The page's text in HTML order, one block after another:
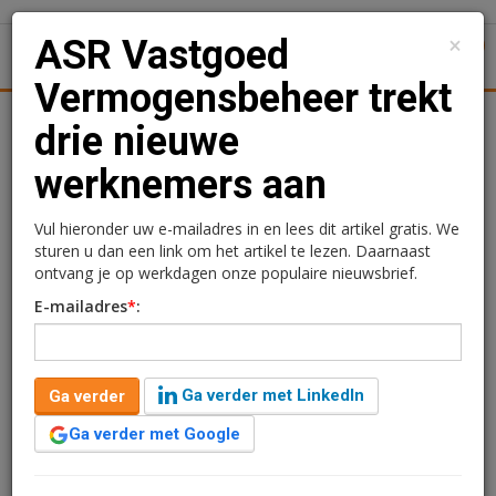
Juridisch | Fiscaal
ASR Vastgoed
Vermogensbeheer trekt
drie nieuwe werknemers
aan
Kimberly Camu
7 februari 2017 om 11:01
10 jaar geleden aangepast
1 minuut leestijd
Drie nieuwe werknemers zijn onlangs in dienst
×
ASR Vastgoed
Vermogensbeheer trekt
drie nieuwe
werknemers aan
Vul hieronder uw e-mailadres in en lees dit artikel gratis. We
sturen u dan een link om het artikel te lezen. Daarnaast
ontvang je op werkdagen onze populaire nieuwsbrief.
E-mailadres*:
Ga verder
Ga verder met LinkedIn
Ga verder met Google